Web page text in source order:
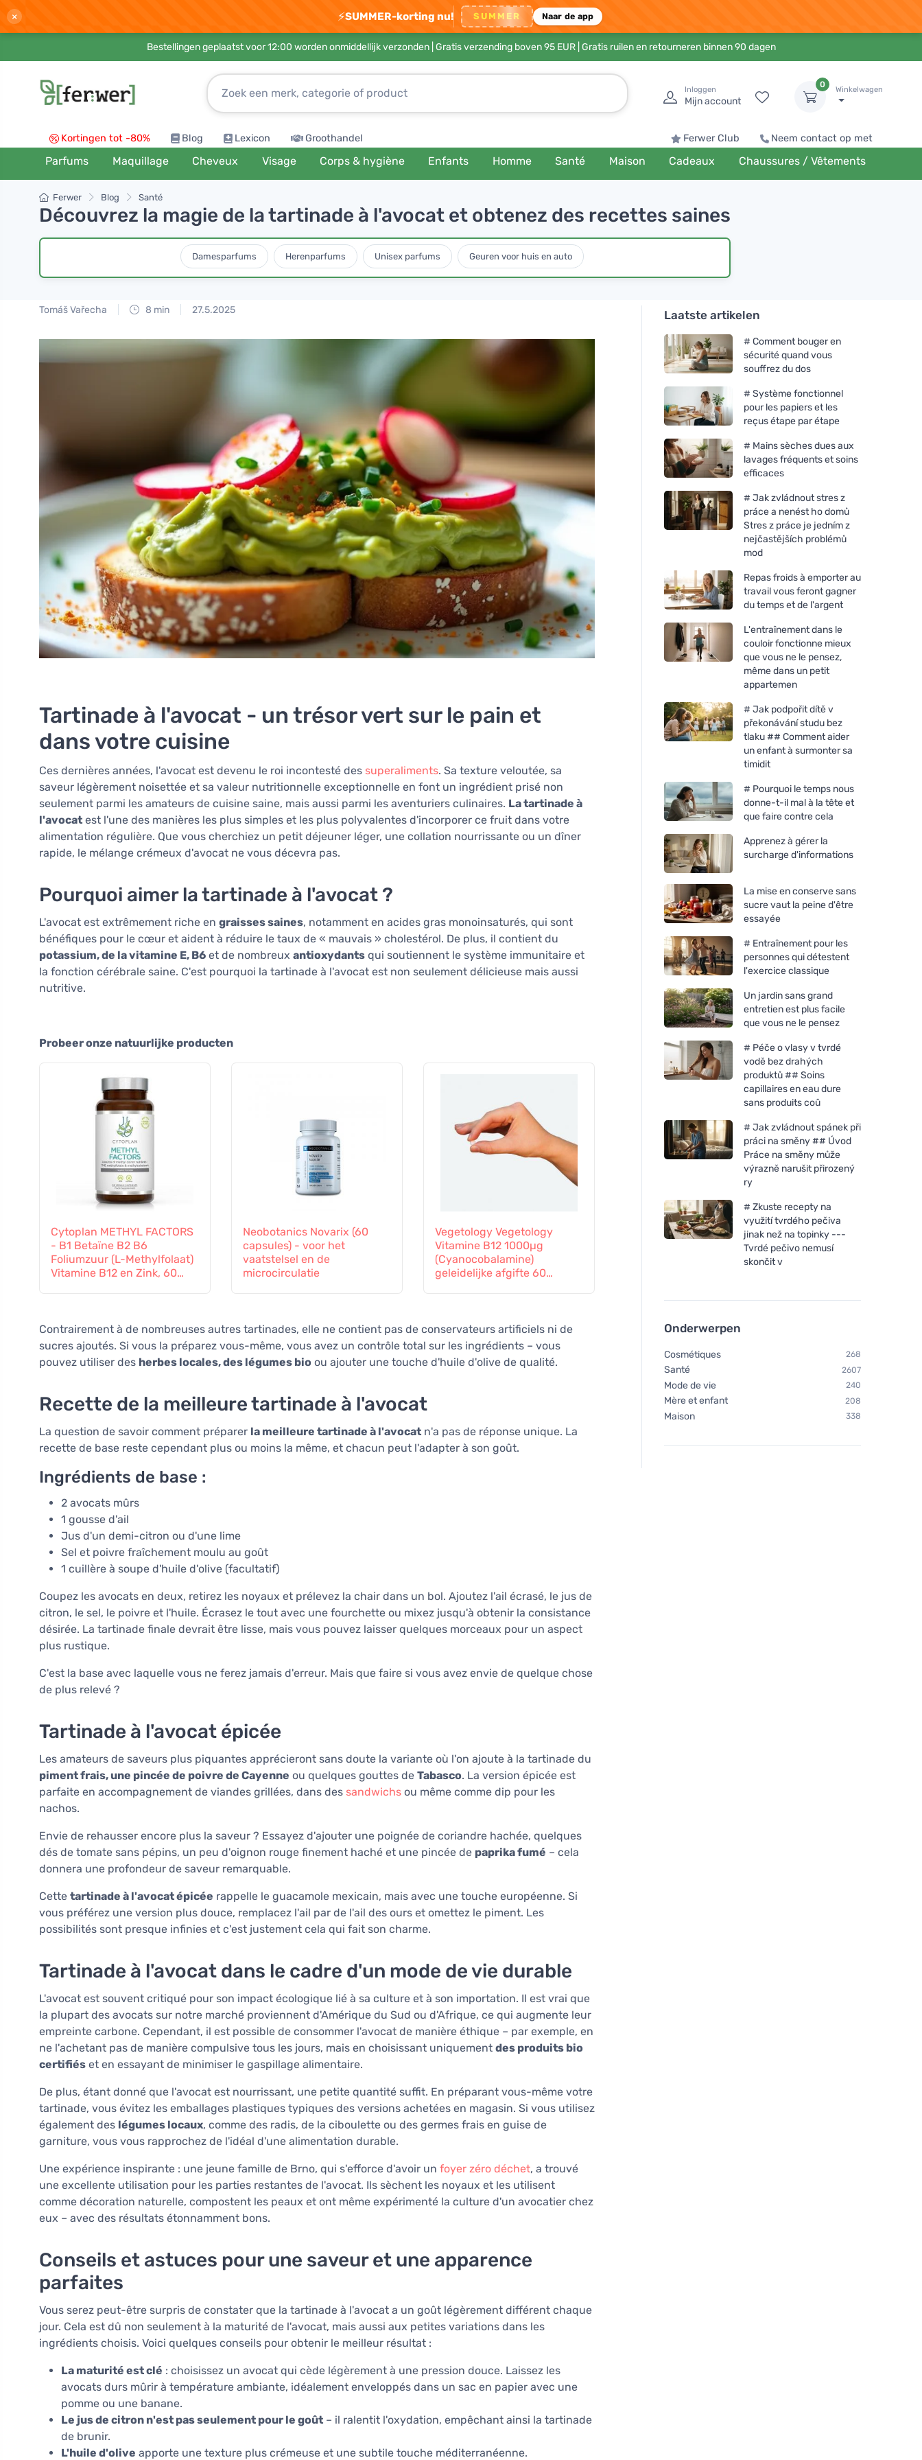
× ⚡SUMMER-korting nu! SUMMER Naar de app
Bestellingen geplaatst voor 12:00 worden onmiddellijk verzonden | Gratis verzending boven 95 EUR| Gratis ruilen en retourneren binnen 90 dagen
Inloggen
Mijn account
0
Winkelwagen
Kortingen tot -80% Blog Lexicon Groothandel Ferwer Club Neem contact op met
Parfums Maquillage Cheveux Visage Corps & hygiène Enfants Homme Santé Maison Cadeaux Chaussures / Vêtements
Ferwer Blog Santé
Découvrez la magie de la tartinade à l'avocat et obtenez des recettes saines
Damesparfums Herenparfums Unisex parfums Geuren voor huis en auto
Tomáš Vařecha 8 min 27.5.2025
Tartinade à l'avocat - un trésor vert sur le pain et
dans votre cuisine
Ces dernières années, l'avocat est devenu le roi incontesté des superaliments. Sa texture veloutée, sa
saveur légèrement noisettée et sa valeur nutritionnelle exceptionnelle en font un ingrédient prisé non
seulement parmi les amateurs de cuisine saine, mais aussi parmi les aventuriers culinaires. La tartinade à
l'avocat est l'une des manières les plus simples et les plus polyvalentes d'incorporer ce fruit dans votre
alimentation régulière. Que vous cherchiez un petit déjeuner léger, une collation nourrissante ou un dîner
rapide, le mélange crémeux d'avocat ne vous décevra pas.
Pourquoi aimer la tartinade à l'avocat ?
L'avocat est extrêmement riche en graisses saines, notamment en acides gras monoinsaturés, qui sont
bénéfiques pour le cœur et aident à réduire le taux de « mauvais » cholestérol. De plus, il contient du
potassium, de la vitamine E, B6 et de nombreux antioxydants qui soutiennent le système immunitaire et
la fonction cérébrale saine. C'est pourquoi la tartinade à l'avocat est non seulement délicieuse mais aussi
nutritive.
Probeer onze natuurlijke producten
Cytoplan METHYL FACTORS
- B1 Betaïne B2 B6
Foliumzuur (L-Methylfolaat)
Vitamine B12 en Zink, 60
Neobotanics Novarix (60
capsules) - voor het
vaatstelsel en de
microcirculatie
Vegetology Vegetology
Vitamine B12 1000µg
(Cyanocobalamine)
geleidelijke afgifte 60
Vegetology Vitashine
vitamine D3 in tabletten
Contrairement à de nombreuses autres tartinades, elle ne contient pas de conservateurs artificiels ni de
sucres ajoutés. Si vous la préparez vous-même, vous avez un contrôle total sur les ingrédients – vous
pouvez utiliser des herbes locales, des légumes bio ou ajouter une touche d'huile d'olive de qualité.
Recette de la meilleure tartinade à l'avocat
La question de savoir comment préparer la meilleure tartinade à l'avocat n'a pas de réponse unique. La
recette de base reste cependant plus ou moins la même, et chacun peut l'adapter à son goût.
Ingrédients de base :
2 avocats mûrs
1 gousse d'ail
Jus d'un demi-citron ou d'une lime
Sel et poivre fraîchement moulu au goût
1 cuillère à soupe d'huile d'olive (facultatif)
Coupez les avocats en deux, retirez les noyaux et prélevez la chair dans un bol. Ajoutez l'ail écrasé, le jus de
citron, le sel, le poivre et l'huile. Écrasez le tout avec une fourchette ou mixez jusqu'à obtenir la consistance
désirée. La tartinade finale devrait être lisse, mais vous pouvez laisser quelques morceaux pour un aspect
plus rustique.
C'est la base avec laquelle vous ne ferez jamais d'erreur. Mais que faire si vous avez envie de quelque chose
de plus relevé ?
Tartinade à l'avocat épicée
Les amateurs de saveurs plus piquantes apprécieront sans doute la variante où l'on ajoute à la tartinade du
piment frais, une pincée de poivre de Cayenne ou quelques gouttes de Tabasco. La version épicée est
parfaite en accompagnement de viandes grillées, dans des sandwichs ou même comme dip pour les
nachos.
Envie de rehausser encore plus la saveur ? Essayez d'ajouter une poignée de coriandre hachée, quelques
dés de tomate sans pépins, un peu d'oignon rouge finement haché et une pincée de paprika fumé – cela
donnera une profondeur de saveur remarquable.
Cette tartinade à l'avocat épicée rappelle le guacamole mexicain, mais avec une touche européenne. Si
vous préférez une version plus douce, remplacez l'ail par de l'ail des ours et omettez le piment. Les
possibilités sont presque infinies et c'est justement cela qui fait son charme.
Tartinade à l'avocat dans le cadre d'un mode de vie durable
L'avocat est souvent critiqué pour son impact écologique lié à sa culture et à son importation. Il est vrai que
la plupart des avocats sur notre marché proviennent d'Amérique du Sud ou d'Afrique, ce qui augmente leur
empreinte carbone. Cependant, il est possible de consommer l'avocat de manière éthique – par exemple, en
ne l'achetant pas de manière compulsive tous les jours, mais en choisissant uniquement des produits bio
certifiés et en essayant de minimiser le gaspillage alimentaire.
De plus, étant donné que l'avocat est nourrissant, une petite quantité suffit. En préparant vous-même votre
tartinade, vous évitez les emballages plastiques typiques des versions achetées en magasin. Si vous utilisez
également des légumes locaux, comme des radis, de la ciboulette ou des germes frais en guise de
garniture, vous vous rapprochez de l'idéal d'une alimentation durable.
Une expérience inspirante : une jeune famille de Brno, qui s'efforce d'avoir un foyer zéro déchet, a trouvé
une excellente utilisation pour les parties restantes de l'avocat. Ils sèchent les noyaux et les utilisent
comme décoration naturelle, compostent les peaux et ont même expérimenté la culture d'un avocatier chez
eux – avec des résultats étonnamment bons.
Conseils et astuces pour une saveur et une apparence
parfaites
Vous serez peut-être surpris de constater que la tartinade à l'avocat a un goût légèrement différent chaque
jour. Cela est dû non seulement à la maturité de l'avocat, mais aussi aux petites variations dans les
ingrédients choisis. Voici quelques conseils pour obtenir le meilleur résultat :
La maturité est clé : choisissez un avocat qui cède légèrement à une pression douce. Laissez les
avocats durs mûrir à température ambiante, idéalement enveloppés dans un sac en papier avec une
pomme ou une banane.
Le jus de citron n'est pas seulement pour le goût – il ralentit l'oxydation, empêchant ainsi la tartinade
de brunir.
L'huile d'olive apporte une texture plus crémeuse et une subtile touche méditerranéenne.
Laatste artikelen
# Comment bouger en
sécurité quand vous
souffrez du dos
# Système fonctionnel
pour les papiers et les
reçus étape par étape
# Mains sèches dues aux
lavages fréquents et soins
efficaces
# Jak zvládnout stres z
práce a nenést ho domů
Stres z práce je jedním z
nejčastějších problémů
mod
Repas froids à emporter au
travail vous feront gagner
du temps et de l'argent
L'entraînement dans le
couloir fonctionne mieux
que vous ne le pensez,
même dans un petit
appartemen
# Jak podpořit dítě v
překonávání studu bez
tlaku ## Comment aider
un enfant à surmonter sa
timidit
# Pourquoi le temps nous
donne-t-il mal à la tête et
que faire contre cela
Apprenez à gérer la
surcharge d'informations
La mise en conserve sans
sucre vaut la peine d'être
essayée
# Entraînement pour les
personnes qui détestent
l'exercice classique
Un jardin sans grand
entretien est plus facile
que vous ne le pensez
# Péče o vlasy v tvrdé
vodě bez drahých
produktů ## Soins
capillaires en eau dure
sans produits coû
# Jak zvládnout spánek při
práci na směny ## Úvod
Práce na směny může
výrazně narušit přirozený
ry
# Zkuste recepty na
využití tvrdého pečiva
jinak než na topinky ---
Tvrdé pečivo nemusí
skončit v
Onderwerpen
Cosmétiques 268
Santé 2607
Mode de vie 240
Mère et enfant 208
Maison 338